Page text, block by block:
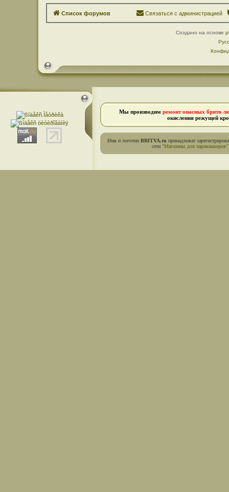
Список форумов Связаться с администрацией
Создано на основе
Мы производим ремонт опасных бритв
окисления режущей
Имя и логотип BRITVA.ru принадлежат
сети "Магазины для парикмахеров"